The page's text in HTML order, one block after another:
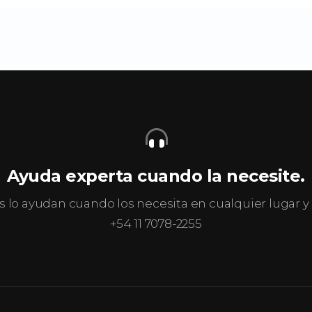
Ayuda experta cuando la necesite.
lo ayudan cuando los necesita en cualquier lugar
+54 11 7078-2255